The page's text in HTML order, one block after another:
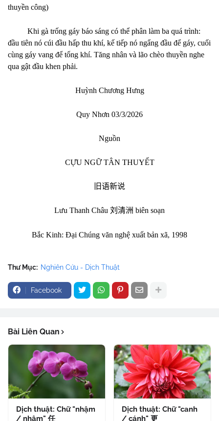
thuyền công)
Khi gà trống gáy báo sáng có thể phân làm ba quá trình:
đầu tiên nó cúi đầu hấp thu khí, kế tiếp nó ngẩng đầu để gáy, cuối
cùng gáy vang để tống khí. Tăng nhân và lão chèo thuyền nghe
qua gật đầu khen phải.
Huỳnh Chương Hưng
Quy Nhơn 03/3/2026
Nguồn
CỰU NGỮ TÂN THUYẾT
旧语新说
Lưu Thanh Châu 刘清洲 biên soạn
Bắc Kinh: Đại Chúng văn nghệ xuất bản xã, 1998
Thư Mục: Nghiên Cứu - Dịch Thuật
Facebook
Bài Liên Quan
Dịch thuật: Chữ "nhậm
/ nhâm" 任
Dịch thuật: Chữ "canh
/ cánh" 更